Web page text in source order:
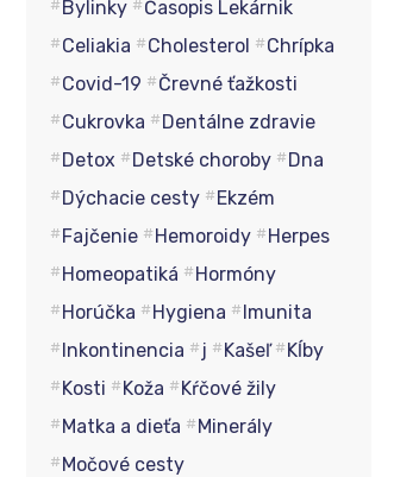
Bylinky
Časopis Lekárnik
Celiakia
Cholesterol
Chrípka
Covid-19
Črevné ťažkosti
Cukrovka
Dentálne zdravie
Detox
Detské choroby
Dna
Dýchacie cesty
Ekzém
Fajčenie
Hemoroidy
Herpes
Homeopatiká
Hormóny
Horúčka
Hygiena
Imunita
Inkontinencia
j Kašeľ
Kĺby
Kosti
Koža
Kŕčové žily
Matka a dieťa
Minerály
Močové cesty